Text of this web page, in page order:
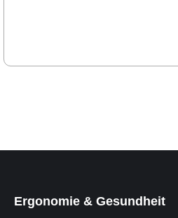
Ergonomie & Gesundheit